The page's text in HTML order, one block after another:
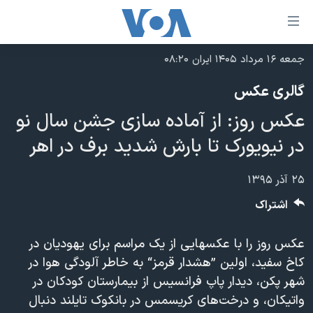
لینکهای
قابل
دسترسی
جهش
محتوای
اصلی
جهش
به
صفحه
جهش
به
جستجو
نسخه سبک وب‌سایت
موضوع ها
ایران
آمریکا
جهان
گزیده‌ها
ویژه برنامه‌ها
ویدیوها
برنامه های تلویزیونی
جدول برنامه ها
صفحه‌های ویژه
عملیات خشم حماسی
۲۵۰سالگی آمریکا
بایگانی برنامه‌های تلویزیونی
پخش رادیویی
یادگیری زبان انگلیسی
جمعه ۱۶ مرداد ۱۴۰۵ ایران ۰۸:۲۰
گالری عکس
عکس روز: از آماده سازی جشن سال نو
در نیویورک تا بارش شدید برف در اهر
۲۵ آذر ۱۳۹۵
عکس روز را با عکسهایی از یک مراسم برای یهودیان در
کاخ سفید، اولین ”هشدار قرمز“ به خاطر آلودگی‌ هوا در
شهر پکن، دیدار پاپ فرانسیس از بیمارستان کودکان در
واتیکان، و درخت‌های کریسمس در بانکوک تایلند دنبال
اشتراک